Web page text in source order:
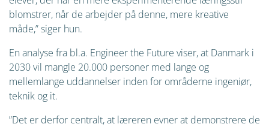
blomstrer, når de arbejder på denne, mere kreative
måde,” siger hun.
En analyse fra bl.a. Engineer the Future viser, at Danmark i
2030 vil mangle 20.000 personer med lange og
mellemlange uddannelser inden for områderne ingeniør,
teknik og it.
”Det er derfor centralt, at læreren evner at demonstrere de